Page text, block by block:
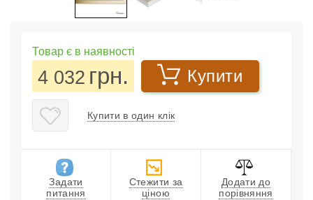
Товар є в наявності
4 032 грн. Купити
Купити в один клік
Задати
питання
Стежити за
ціною
Додати до
порівняння